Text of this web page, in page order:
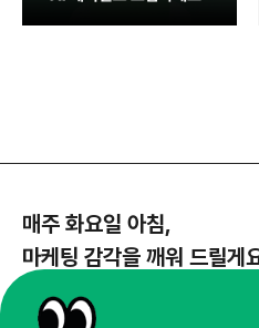
매주 화요일 아침,
마케팅 감각을 깨워 드릴게
뉴스레터 구독하기